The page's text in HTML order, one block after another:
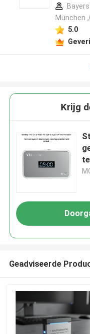
München
5.0
Krijg
Geadviseerde